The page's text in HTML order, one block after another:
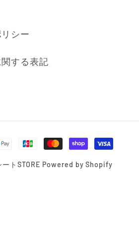
シー
する表記
ートSTORE Powered by Shopify